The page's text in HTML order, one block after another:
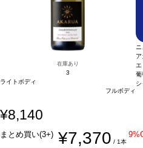
在庫あり
3
ライトボディ
フルボディ
葡
¥8,140
まとめ買い(3+) ¥7,370 / 1本